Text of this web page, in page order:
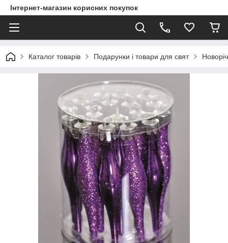
Інтернет-магазин корисних покупок
Каталог товарів Подарунки і товари для свят